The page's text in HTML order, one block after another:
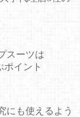
スーツは
ポイント
にも使えるよう